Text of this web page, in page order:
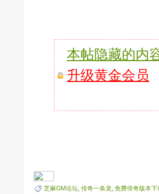
本帖隐藏的内
升级黄金会员
芝麻GM论坛, 传奇一条龙, 免费传奇版本下